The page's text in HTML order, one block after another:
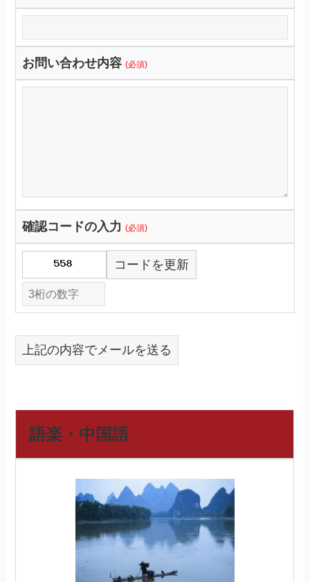
お問い合わせ内容 (必須)
確認コードの入力(必須)
コードを更新
上記の内容でメールを送る
語楽・中国語